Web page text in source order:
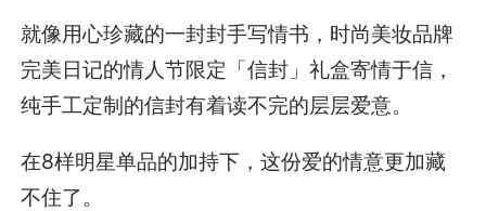
就像用心珍藏的一封封手写情书，时尚美妆品牌
完美日记的情人节限定「信封」礼盒寄情于信，
纯手工定制的信封有着读不完的层层爱意。
在8样明星单品的加持下，这份爱的情意更加藏
不住了。